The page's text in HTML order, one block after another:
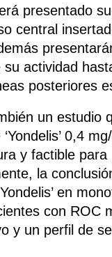
presentado
central
actividad
posteriores
un estudio
0,4
y factible
la
en
con ROC
y un perfil de